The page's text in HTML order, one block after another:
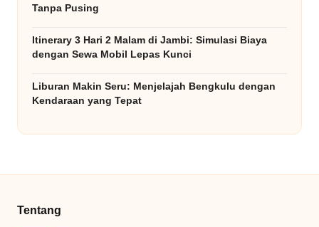
Tanpa Pusing
Itinerary 3 Hari 2 Malam di Jambi: Simulasi Biaya
dengan Sewa Mobil Lepas Kunci
Liburan Makin Seru: Menjelajah Bengkulu dengan
Kendaraan yang Tepat
Tentang